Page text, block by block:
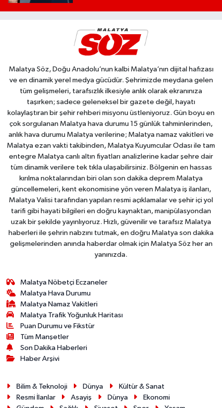
Malatya Söz, Doğu Anadolu’nun kalbi Malatya’nın dijital hafızası
ve en dinamik yerel medya gücüdür. Şehrimizde meydana gelen
tüm gelişmeleri, tarafsızlık ilkesiyle anlık olarak ekranınıza
taşırken; sadece geleneksel bir gazete değil, hayatı
kolaylaştıran bir şehir rehberi misyonu üstleniyoruz. Gün boyu en
çok sorgulanan Malatya hava durumu 15 günlük tahminlerinden,
anlık hava durumu Malatya verilerine; Malatya namaz vakitleri ve
Malatya ezan vakti takibinden, Malatya Kuyumcular Odası ile tam
entegre Malatya canlı altın fiyatları analizlerine kadar şehre dair
tüm dinamik verilere tek tıkla ulaşabilirsiniz. Bölgenin en hassas
kırılma noktalarından biri olan son dakika deprem Malatya
güncellemeleri, kent ekonomisine yön veren Malatya iş ilanları,
Malatya Valisi tarafından yapılan resmi açıklamalar ve şehir içi yol
tarifi gibi hayati bilgileri en doğru kaynaktan, manipülasyondan
uzak bir şekilde yayınlıyoruz. Hızlı, güvenilir ve tarafsız Malatya
haberleri ile şehrin nabzını tutmak, en doğru Malatya son dakika
gelişmelerinden anında haberdar olmak için Malatya Söz her an
yanınızda.
Malatya Nöbetçi Eczaneler
Malatya Hava Durumu
Malatya Namaz Vakitleri
Malatya Trafik Yoğunluk Haritası
Puan Durumu ve Fikstür
Tüm Manşetler
Son Dakika Haberleri
Haber Arşivi
Bilim & Teknoloji Dünya
Kültür & Sanat
Resmi İlanlar
Asayiş Dünya
Ekonomi